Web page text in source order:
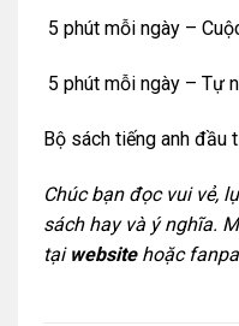
5 phút mỗi ngày –
5 phút mỗi ngày – Tự
Bộ sách tiếng anh đầu
Chúc bạn đọc vui vẻ,
sách hay và ý nghĩa.
tại website hoặc